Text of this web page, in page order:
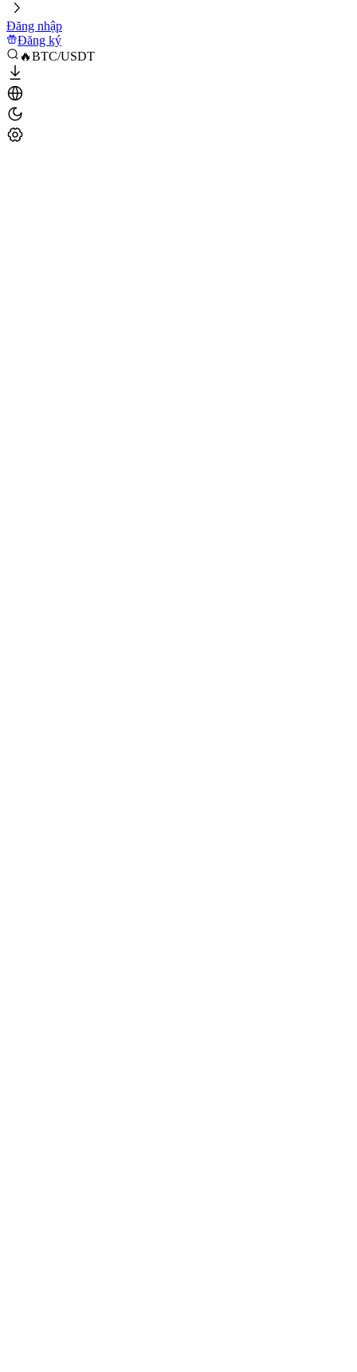
Đăng nhập
Đăng ký
🔥BTC/USDT